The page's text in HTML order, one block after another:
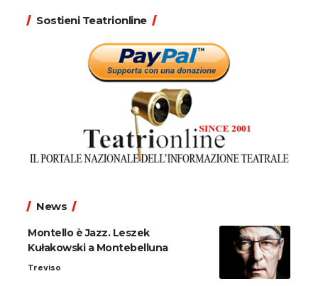
Sostieni Teatrionline
News
Montello è Jazz. Leszek
Kułakowski a Montebelluna
Treviso